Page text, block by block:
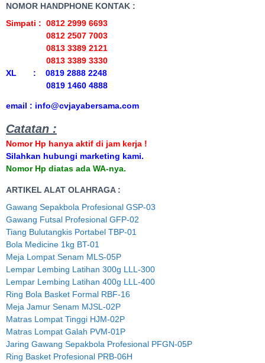
NOMOR HANDPHONE KONTAK :
Simpati : 0812 2999 6693
0812 2507 7003
0813 3389 2121
0813 3389 3330
XL : 0819 2888 2248
0819 1460 4888
email : info@cvjayabersama.com
Catatan :
Nomor Hp hanya aktif di jam kerja !
Silahkan hubungi marketing kami.
Nomor Hp diatas ada WA-nya.
ARTIKEL ALAT OLAHRAGA :
Gawang Sepakbola Profesional GSP-03
Gawang Futsal Profesional GFP-02
Tiang Bulutangkis Portabel TBP-01
Bola Medicine 1kg BT-01
Meja Lompat Senam MLS-05P
Lempar Lembing Latihan 300g LLL-300
Lempar Lembing Latihan 400g LLL-400
Ring Bola Basket Formal RBF-16
Meja Jamur Senam MJSL-02P
Matras Lompat Tinggi HJM-02P
Matras Lompat Galah PVM-01P
Jaring Gawang Sepakbola Profesional PFGN-05P
Ring Basket Profesional PRB-06H